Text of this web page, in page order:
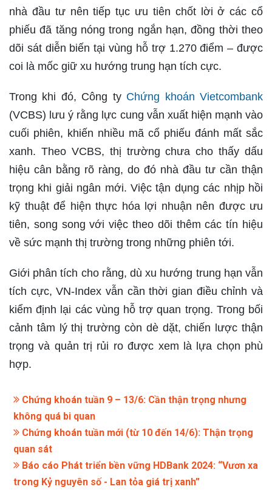
nhà đầu tư nên tiếp tục ưu tiên chốt lời ở các cổ
phiếu đã tăng nóng trong ngắn hạn, đồng thời theo
dõi sát diễn biến tại vùng hỗ trợ 1.270 điểm – được
coi là mốc giữ xu hướng trung hạn tích cực.
Trong khi đó, Công ty Chứng khoán Vietcombank
(VCBS) lưu ý rằng lực cung vẫn xuất hiện mạnh vào
cuối phiên, khiến nhiều mã cổ phiếu đánh mất sắc
xanh. Theo VCBS, thị trường chưa cho thấy dấu
hiệu cân bằng rõ ràng, do đó nhà đầu tư cần thận
trọng khi giải ngân mới. Việc tận dụng các nhịp hồi
kỹ thuật để hiện thực hóa lợi nhuận nên được ưu
tiên, song song với việc theo dõi thêm các tín hiệu
về sức mạnh thị trường trong những phiên tới.
Giới phân tích cho rằng, dù xu hướng trung hạn vẫn
tích cực, VN-Index vẫn cần thời gian điều chỉnh và
kiểm định lại các vùng hỗ trợ quan trọng. Trong bối
cảnh tâm lý thị trường còn dè dặt, chiến lược thận
trọng và quản trị rủi ro được xem là lựa chọn phù
hợp.
Chứng khoán tuần 9 – 13/6: Cần thận trọng nhưng
không quá bi quan
Chứng khoán tuần mới (từ 10 đến 14/6): Thận trọng
quan sát
Báo cáo Phát triển bền vững HDBank 2024: “Vươn xa
trong Kỷ nguyên số - Lan tỏa giá trị xanh”